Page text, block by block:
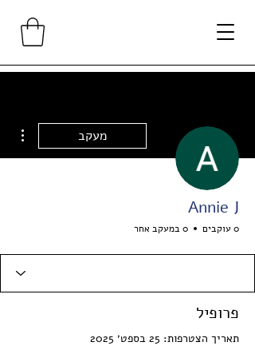
מעקב
Annie J
0 עוקבים 0 במעקב אחר
פרופיל
תאריך הצטרפות: 25 בספט׳ 2025